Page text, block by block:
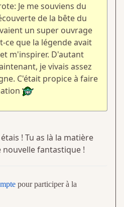
Je me souviens du
de la bête du
un super ouvrage
ce que la légende avait
m'inspirer. D'autant
je vivais assez
C'était propice à faire
! Tu as là la matière
fantastique !
pour participer à la